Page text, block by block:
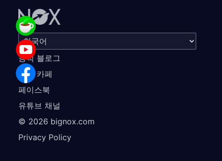
공식 블로그
공식 카페
페이스북
유튜브 채널
© 2026 bignox.com
Privacy Policy